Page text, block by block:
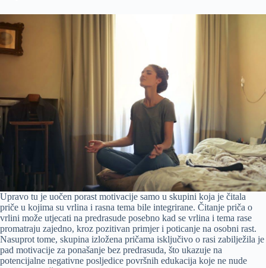
Upravo tu je uočen porast motivacije samo u skupini koja je čitala
priče u kojima su vrlina i rasna tema bile integrirane. Čitanje priča o
vrlini može utjecati na predrasude posebno kad se vrlina i tema rase
promatraju zajedno, kroz pozitivan primjer i poticanje na osobni rast.
Nasuprot tome, skupina izložena pričama isključivo o rasi zabilježila je
pad motivacije za ponašanje bez predrasuda, što ukazuje na
potencijalne negativne posljedice površnih edukacija koje ne nude